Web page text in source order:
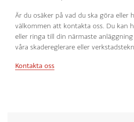
Är du osäker på vad du ska göra eller
välkommen att kontakta oss. Du kan
eller ringa till din närmaste
våra skadereglerare eller
Kontakta oss